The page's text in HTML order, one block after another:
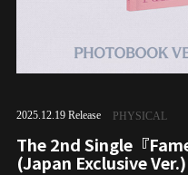
2025.12.19 Release PHYSICAL
The 2nd Single『Fame
(Japan Exclusive